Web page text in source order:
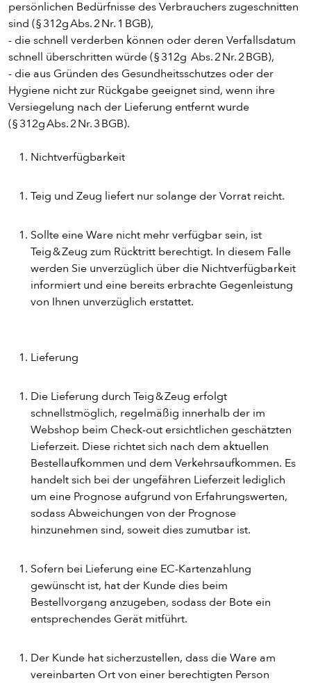
BAGUETTE
PASTA
AUFLAUF
BURGER
SALAT
SNACKS
DESSERT
GETRÄNKE
STARTSEITE
persönlichen Bedürfnisse des Verbrauchers zugeschnitten
sind (§ 312g Abs. 2 Nr. 1 BGB),
- die schnell verderben können oder deren Verfallsdatum
schnell überschritten würde (§ 312g Abs. 2 Nr. 2 BGB),
- die aus Gründen des Gesundheitsschutzes oder der
Hygiene nicht zur Rückgabe geeignet sind, wenn ihre
Versiegelung nach der Lieferung entfernt wurde
(§ 312g Abs. 2 Nr. 3 BGB).
Nichtverfügbarkeit
Teig und Zeug liefert nur solange der Vorrat reicht.
Sollte eine Ware nicht mehr verfügbar sein, ist
Teig & Zeug zum Rücktritt berechtigt. In diesem Falle
werden Sie unverzüglich über die Nichtverfügbarkeit
informiert und eine bereits erbrachte Gegenleistung
von Ihnen unverzüglich erstattet.
Lieferung
Die Lieferung durch Teig & Zeug erfolgt
schnellstmöglich, regelmäßig innerhalb der im
Webshop beim Check-out ersichtlichen geschätzten
Lieferzeit. Diese richtet sich nach dem aktuellen
Bestellaufkommen und dem Verkehrsaufkommen. Es
handelt sich bei der ungefähren Lieferzeit lediglich
um eine Prognose aufgrund von Erfahrungswerten,
sodass Abweichungen von der Prognose
hinzunehmen sind, soweit dies zumutbar ist.
Sofern bei Lieferung eine EC-Kartenzahlung
gewünscht ist, hat der Kunde dies beim
Bestellvorgang anzugeben, sodass der Bote ein
entsprechendes Gerät mitführt.
Der Kunde hat sicherzustellen, dass die Ware am
vereinbarten Ort von einer berechtigten Person